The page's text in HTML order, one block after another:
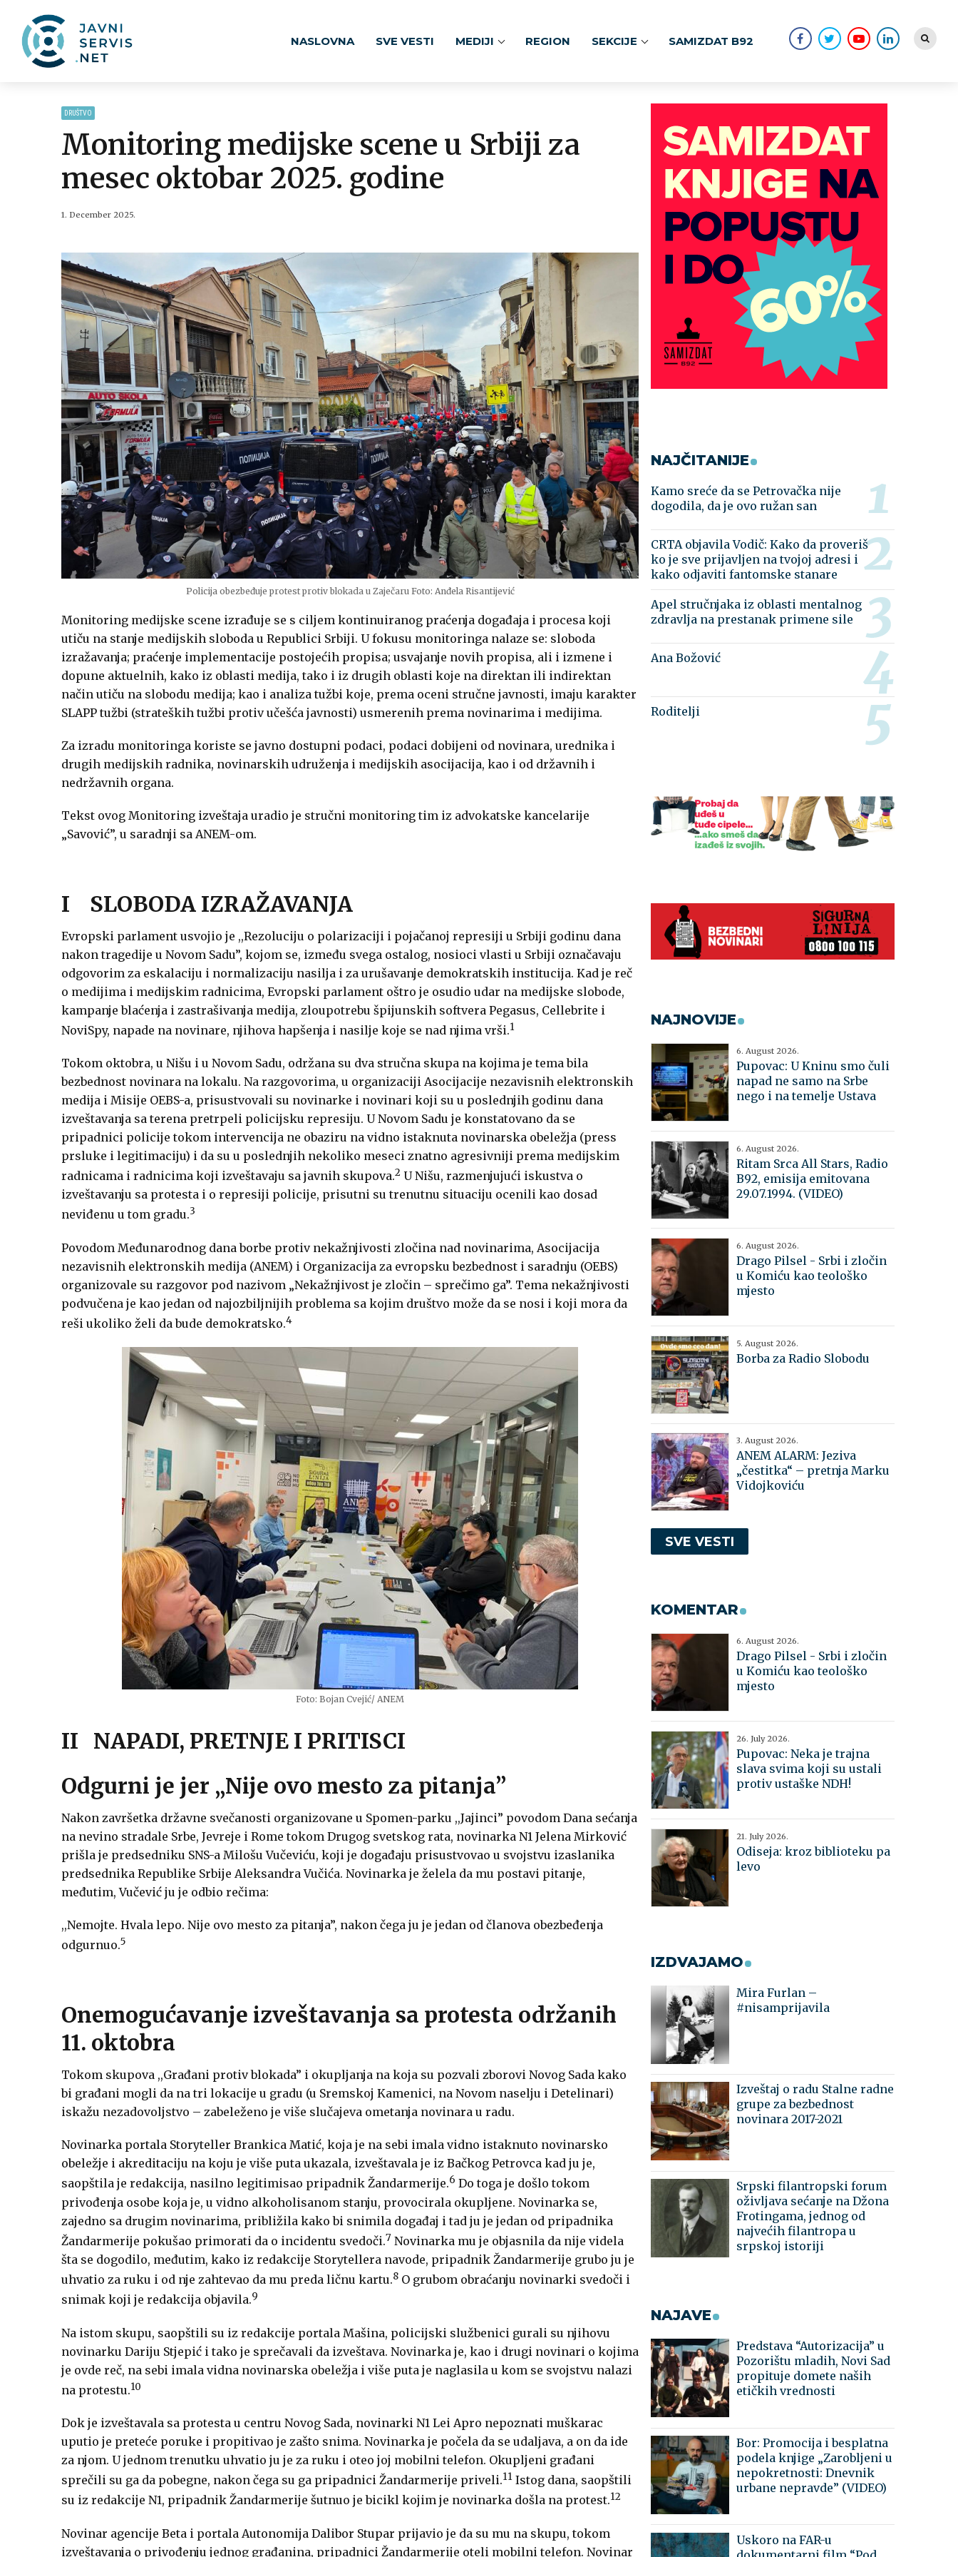
NASLOVNA SVE VESTI MEDIJI REGION SEKCIJE SAMIZDAT B92
DRUŠTVO
Monitoring medijske scene u Srbiji za
mesec oktobar 2025. godine
1. December 2025.
Policija obezbeđuje protest protiv blokada u Zaječaru Foto: Anđela Risantijević
Monitoring medijske scene izrađuje se s ciljem kontinuiranog praćenja događaja i procesa koji
utiču na stanje medijskih sloboda u Republici Srbiji. U fokusu monitoringa nalaze se: sloboda
izražavanja; praćenje implementacije postojećih propisa; usvajanje novih propisa, ali i izmene i
dopune aktuelnih, kako iz oblasti medija, tako i iz drugih oblasti koje na direktan ili indirektan
način utiču na slobodu medija; kao i analiza tužbi koje, prema oceni stručne javnosti, imaju karakter
SLAPP tužbi (strateških tužbi protiv učešća javnosti) usmerenih prema novinarima i medijima.
Za izradu monitoringa koriste se javno dostupni podaci, podaci dobijeni od novinara, urednika i
drugih medijskih radnika, novinarskih udruženja i medijskih asocijacija, kao i od državnih i
nedržavnih organa.
Tekst ovog Monitoring izveštaja uradio je stručni monitoring tim iz advokatske kancelarije
„Savović”, u saradnji sa ANEM-om.
I SLOBODA IZRAŽAVANJA
Evropski parlament usvojio je ,,Rezoluciju o polarizaciji i pojačanoj represiji u Srbiji godinu dana
nakon tragedije u Novom Sadu”, kojom se, između svega ostalog, nosioci vlasti u Srbiji označavaju
odgovorim za eskalaciju i normalizaciju nasilja i za urušavanje demokratskih institucija. Kad je reč
o medijima i medijskim radnicima, Evropski parlament oštro je osudio udar na medijske slobode,
kampanje blaćenja i zastrašivanja medija, zloupotrebu špijunskih softvera Pegasus, Cellebrite i
NoviSpy, napade na novinare, njihova hapšenja i nasilje koje se nad njima vrši.1
Tokom oktobra, u Nišu i u Novom Sadu, održana su dva stručna skupa na kojima je tema bila
bezbednost novinara na lokalu. Na razgovorima, u organizaciji Asocijacije nezavisnih elektronskih
medija i Misije OEBS-a, prisustvovali su novinarke i novinari koji su u poslednjih godinu dana
izveštavanja sa terena pretrpeli policijsku represiju. U Novom Sadu je konstatovano da se
pripadnici policije tokom intervencija ne obaziru na vidno istaknuta novinarska obeležja (press
prsluke i legitimaciju) i da su u poslednjih nekoliko meseci znatno agresivniji prema medijskim
radnicama i radnicima koji izveštavaju sa javnih skupova.2 U Nišu, razmenjujući iskustva o
izveštavanju sa protesta i o represiji policije, prisutni su trenutnu situaciju ocenili kao dosad
neviđenu u tom gradu.3
Povodom Međunarodnog dana borbe protiv nekažnjivosti zločina nad novinarima, Asocijacija
nezavisnih elektronskih medija (ANEM) i Organizacija za evropsku bezbednost i saradnju (OEBS)
organizovale su razgovor pod nazivom „Nekažnjivost je zločin – sprečimo ga”. Tema nekažnjivosti
podvučena je kao jedan od najozbiljnijih problema sa kojim društvo može da se nosi i koji mora da
reši ukoliko želi da bude demokratsko.4
Foto: Bojan Cvejić/ ANEM
II NAPADI, PRETNJE I PRITISCI
Odgurni je jer „Nije ovo mesto za pitanja”
Nakon završetka državne svečanosti organizovane u Spomen-parku ,,Jajinci” povodom Dana sećanja
na nevino stradale Srbe, Jevreje i Rome tokom Drugog svetskog rata, novinarka N1 Jelena Mirković
prišla je predsedniku SNS-a Milošu Vučeviću, koji je događaju prisustvovao u svojstvu izaslanika
predsednika Republike Srbije Aleksandra Vučića. Novinarka je želela da mu postavi pitanje,
međutim, Vučević ju je odbio rečima:
,,Nemojte. Hvala lepo. Nije ovo mesto za pitanja”, nakon čega ju je jedan od članova obezbeđenja
odgurnuo.5
Onemogućavanje izveštavanja sa protesta održanih
11. oktobra
Tokom skupova ,,Građani protiv blokada” i okupljanja na koja su pozvali zborovi Novog Sada kako
bi građani mogli da na tri lokacije u gradu (u Sremskoj Kamenici, na Novom naselju i Detelinari)
iskažu nezadovoljstvo – zabeleženo je više slučajeva ometanja novinara u radu.
Novinarka portala Storyteller Brankica Matić, koja je na sebi imala vidno istaknuto novinarsko
obeležje i akreditaciju na koju je više puta ukazala, izveštavala je iz Bačkog Petrovca kad ju je,
saopštila je redakcija, nasilno legitimisao pripadnik Žandarmerije.6 Do toga je došlo tokom
privođenja osobe koja je, u vidno alkoholisanom stanju, provocirala okupljene. Novinarka se,
zajedno sa drugim novinarima, približila kako bi snimila događaj i tad ju je jedan od pripadnika
Žandarmerije pokušao primorati da o incidentu svedoči.7 Novinarka mu je objasnila da nije videla
šta se dogodilo, međutim, kako iz redakcije Storytellera navode, pripadnik Žandarmerije grubo ju je
uhvatio za ruku i od nje zahtevao da mu preda ličnu kartu.8 O grubom obraćanju novinarki svedoči i
snimak koji je redakcija objavila.9
Na istom skupu, saopštili su iz redakcije portala Mašina, policijski službenici gurali su njihovu
novinarku Dariju Stjepić i tako je sprečavali da izveštava. Novinarka je, kao i drugi novinari o kojima
je ovde reč, na sebi imala vidna novinarska obeležja i više puta je naglasila u kom se svojstvu nalazi
na protestu.10
Dok je izveštavala sa protesta u centru Novog Sada, novinarki N1 Lei Apro nepoznati muškarac
uputio je preteće poruke i propitivao je zašto snima. Novinarka je počela da se udaljava, a on da ide
za njom. U jednom trenutku uhvatio ju je za ruku i oteo joj mobilni telefon. Okupljeni građani
sprečili su ga da pobegne, nakon čega su ga pripadnici Žandarmerije priveli.11 Istog dana, saopštili
su iz redakcije N1, pripadnik Žandarmerije šutnuo je bicikl kojim je novinarka došla na protest.12
Novinar agencije Beta i portala Autonomija Dalibor Stupar prijavio je da su mu na skupu, tokom
izveštavanja o privođenju jednog građanina, pripadnici Žandarmerije oteli mobilni telefon. Novinar
NAJČITANIJE
Kamo sreće da se Petrovačka nije
dogodila, da je ovo ružan san
CRTA objavila Vodič: Kako da proveriš
ko je sve prijavljen na tvojoj adresi i
kako odjaviti fantomske stanare
Apel stručnjaka iz oblasti mentalnog
zdravlja na prestanak primene sile
Ana Božović
Roditelji
NAJNOVIJE
6. August 2026.
Pupovac: U Kninu smo čuli
napad ne samo na Srbe
nego i na temelje Ustava
6. August 2026.
Ritam Srca All Stars, Radio
B92, emisija emitovana
29.07.1994. (VIDEO)
6. August 2026.
Drago Pilsel - Srbi i zločin
u Komiću kao teološko
mjesto
5. August 2026.
Borba za Radio Slobodu
3. August 2026.
ANEM ALARM: Jeziva
„čestitka“ – pretnja Marku
Vidojkoviću
SVE VESTI
KOMENTAR
6. August 2026.
Drago Pilsel - Srbi i zločin
u Komiću kao teološko
mjesto
26. July 2026.
Pupovac: Neka je trajna
slava svima koji su ustali
protiv ustaške NDH!
21. July 2026.
Odiseja: kroz biblioteku pa
levo
IZDVAJAMO
Mira Furlan –
#nisamprijavila
Izveštaj o radu Stalne radne
grupe za bezbednost
novinara 2017-2021
Srpski filantropski forum
oživljava sećanje na Džona
Frotingama, jednog od
najvećih filantropa u
srpskoj istoriji
NAJAVE
Predstava “Autorizacija” u
Pozorištu mladih, Novi Sad
propituje domete naših
etičkih vrednosti
Bor: Promocija i besplatna
podela knjige „Zarobljeni u
nepokretnosti: Dnevnik
urbane nepravde” (VIDEO)
Uskoro na FAR-u